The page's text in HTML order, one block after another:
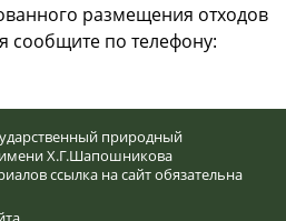
размещения отходов
сообщите по телефону:
природный
Х.Г.Шапошникова
ссылка на сайт обязательна